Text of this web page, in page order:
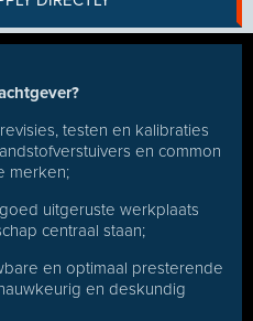
testen en kalibraties
en common
merken;
uitgeruste werkplaats
centraal staan;
en optimaal presterende
en deskundig